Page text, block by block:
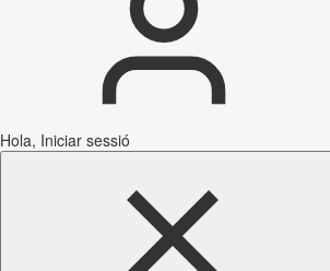
Hola, Iniciar sessió